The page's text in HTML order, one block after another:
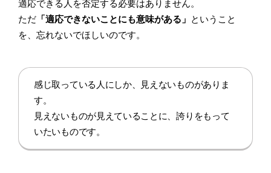
適応できる人を否定する必要はありません。
ただ 「適応できないことにも意味がある」 ということ
を、忘れないでほしいのです。
感じ取っている人にしか、見えないものがありま
す。
見えないものが見えていることに、誇りをもって
いたいものです。